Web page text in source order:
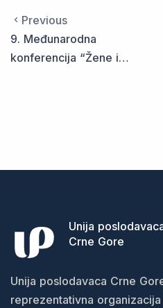
Previous
9. Međunarodna
konferencija “Žene i
Unija
Crne Gore
Unija poslodavaca Crne
reprezentativna